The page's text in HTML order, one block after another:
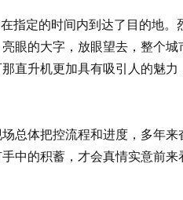
指定的时间内到达了目的地。
眼的大字，放眼望去，整个城
直升机更加具有吸引人的魅力
总体把控流程和进度，多年来
中的积蓄，才会真情实意前来